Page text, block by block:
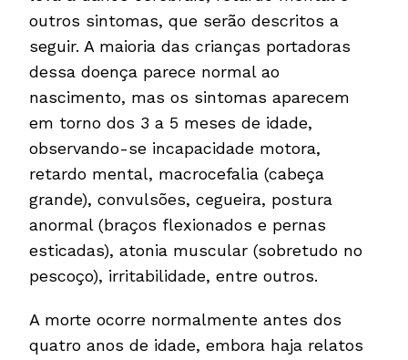
outros sintomas, que serão descritos a
seguir. A maioria das crianças portadoras
dessa doença parece normal ao
nascimento, mas os sintomas aparecem
em torno dos 3 a 5 meses de idade,
observando-se incapacidade motora,
retardo mental, macrocefalia (cabeça
grande), convulsões, cegueira, postura
anormal (braços flexionados e pernas
esticadas), atonia muscular (sobretudo no
pescoço), irritabilidade, entre outros.
A morte ocorre normalmente antes dos
quatro anos de idade, embora haja relatos